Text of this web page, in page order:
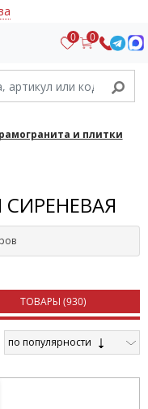
0 0
и плитки
ТОВАРЫ (930)
по популярности